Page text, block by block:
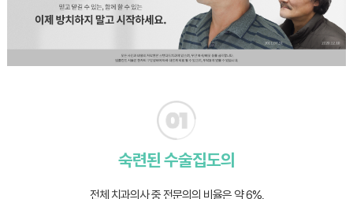
숙련된 수술집도의
전체 치과의사 중 전문의의 비율은 약 6%,